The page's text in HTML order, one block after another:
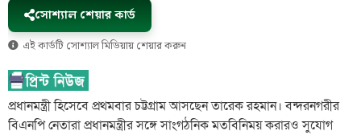
সোশ্যাল শেয়ার কার্ড
এই কার্ডটি সোশ্যাল মিডিয়ায় শেয়ার করুন
প্রধানমন্ত্রী হিসেবে প্রথমবার চট্টগ্রাম আসছেন তারেক রহমান। বন্দরনগরীর
বিএনপি নেতারা প্রধানমন্ত্রীর সঙ্গে সাংগঠনিক মতবিনিময় করারও সুযোগ